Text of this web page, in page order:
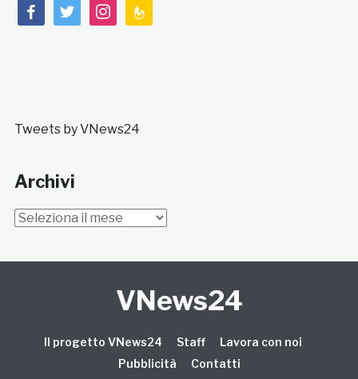
facebooktwitterinstagramfeedburner
Tweets by VNews24
Archivi
Archivi
VNews24
Il progetto VNews24 Staff
Lavora con noi
Pubblicità
Contatti